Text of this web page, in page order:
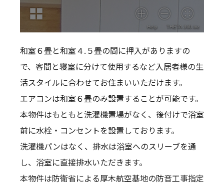
和室６畳と和室４.５畳の間に押入がありますの
で、客間と寝室に分けて使用するなど入居者様の生
活スタイルに合わせてお住まいいただけます。
エアコンは和室６畳のみ設置することが可能です。
本物件はもともと洗濯機置場がなく、後付けで浴室
前に水栓・コンセントを設置しております。
洗濯機パンはなく、排水は浴室へのスリーブを通
し、浴室に直接排水いただきます。
本物件は防衛省による厚木航空基地の防音工事指定